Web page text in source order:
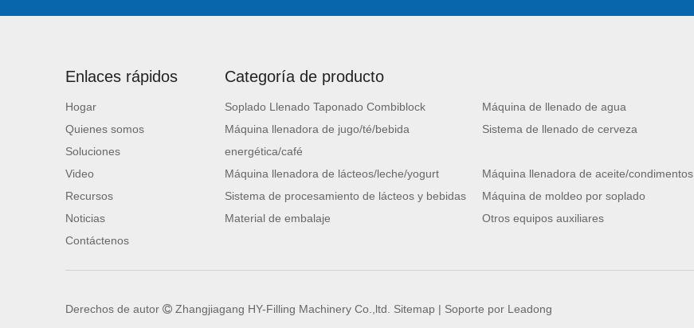
Enlaces rápidos
Hogar
Quienes somos
Soluciones
Video
Recursos
Noticias
Contáctenos
Categoría de producto
Soplado Llenado Taponado Combiblock Máquina de llenado de agua
Máquina llenadora de jugo/té/bebida
energética/café
Sistema de llenado de cerveza
Máquina llenadora de lácteos/leche/yogurt
Máquina llenadora de aceite/condimentos
Sistema de procesamiento de lácteos y bebidas
Máquina de moldeo por soplado
Material de embalaje
Otros equipos auxiliares
Derechos de autor  Zhangjiagang HY-Filling Machinery Co.,ltd. Sitemap | Soporte por Leadong